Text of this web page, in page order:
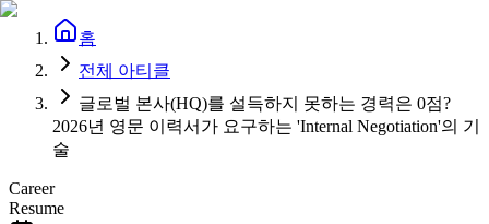
홈
전체 아티클
글로벌 본사(HQ)를 설득하지 못하는 경력은 0점?
2026년 영문 이력서가 요구하는 'Internal Negotiation'의 기
술
Career
Resume